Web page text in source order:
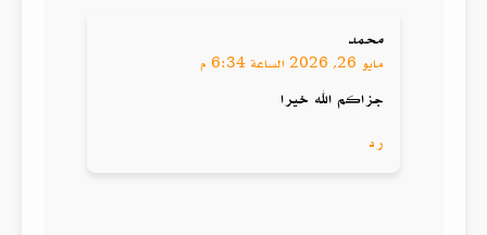
محمد
مايو 26, 2026 الساعة 6:34 م
جزاكم الله خيرا
رد